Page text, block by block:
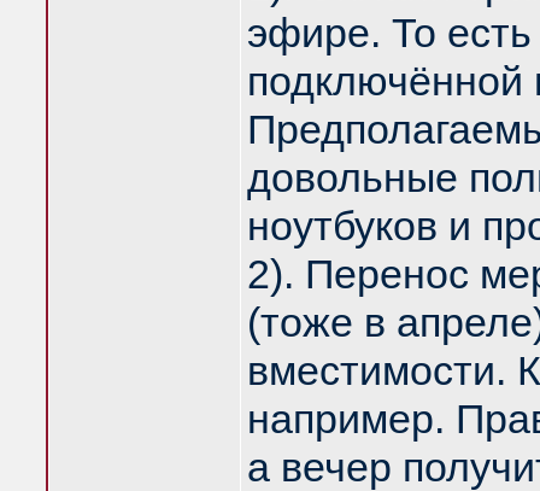
эфире. То
подключённой
довольные
ноутбуков и
2). Перенос
(тоже в
вместимости.
например.
а вечер